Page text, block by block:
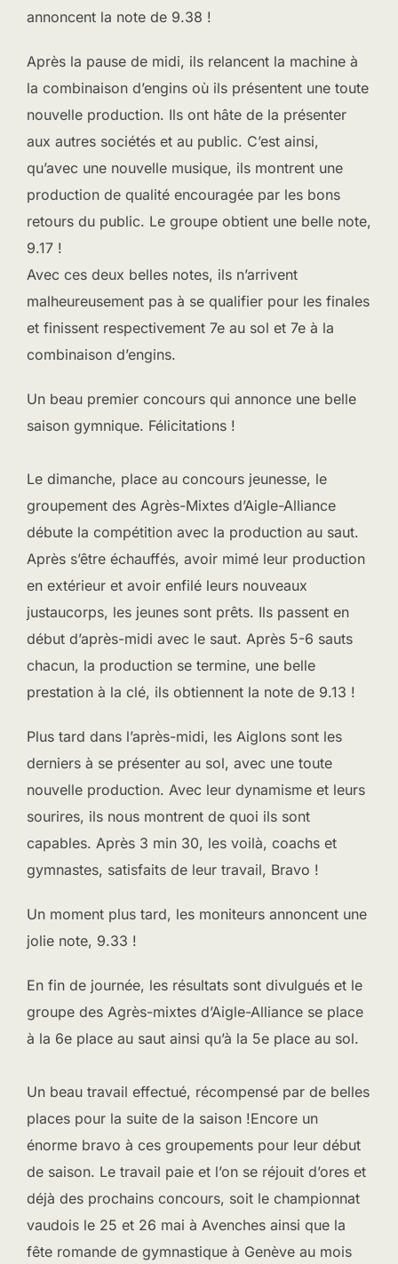
annoncent la note de 9.38 !
Après la pause de midi, ils relancent la machine à
la combinaison d’engins où ils présentent une toute
nouvelle production. Ils ont hâte de la présenter
aux autres sociétés et au public. C’est ainsi,
qu’avec une nouvelle musique, ils montrent une
production de qualité encouragée par les bons
retours du public. Le groupe obtient une belle note,
9.17 !
Avec ces deux belles notes, ils n’arrivent
malheureusement pas à se qualifier pour les finales
et finissent respectivement 7e au sol et 7e à la
combinaison d’engins.
Un beau premier concours qui annonce une belle
saison gymnique. Félicitations !
Le dimanche, place au concours jeunesse, le
groupement des Agrès-Mixtes d’Aigle-Alliance
débute la compétition avec la production au saut.
Après s’être échauffés, avoir mimé leur production
en extérieur et avoir enfilé leurs nouveaux
justaucorps, les jeunes sont prêts. Ils passent en
début d’après-midi avec le saut. Après 5-6 sauts
chacun, la production se termine, une belle
prestation à la clé, ils obtiennent la note de 9.13 !
Plus tard dans l’après-midi, les Aiglons sont les
derniers à se présenter au sol, avec une toute
nouvelle production. Avec leur dynamisme et leurs
sourires, ils nous montrent de quoi ils sont
capables. Après 3 min 30, les voilà, coachs et
gymnastes, satisfaits de leur travail, Bravo !
Un moment plus tard, les moniteurs annoncent une
jolie note, 9.33 !
En fin de journée, les résultats sont divulgués et le
groupe des Agrès-mixtes d’Aigle-Alliance se place
à la 6e place au saut ainsi qu’à la 5e place au sol.
Un beau travail effectué, récompensé par de belles
places pour la suite de la saison !Encore un
énorme bravo à ces groupements pour leur début
de saison. Le travail paie et l’on se réjouit d’ores et
déjà des prochains concours, soit le championnat
vaudois le 25 et 26 mai à Avenches ainsi que la
fête romande de gymnastique à Genève au mois